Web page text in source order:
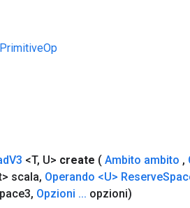
V3 <T, U> create ( Ambito ambito ,
scala, Operando <U> Reserve
, Opzioni ... opzioni)